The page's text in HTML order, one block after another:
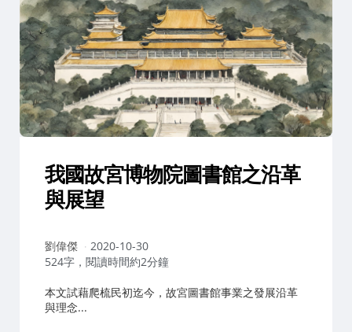
我國故宮博物院圖書館之沿革
與展望
作
者：
劉偉傑
2020-10-30
524字，閱讀時間約2分鐘
本文試藉爬梳民初迄今，故宮圖書館事業之發展沿革
與理念...